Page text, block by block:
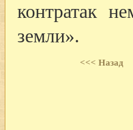
контратак
земли».
<<< Назад